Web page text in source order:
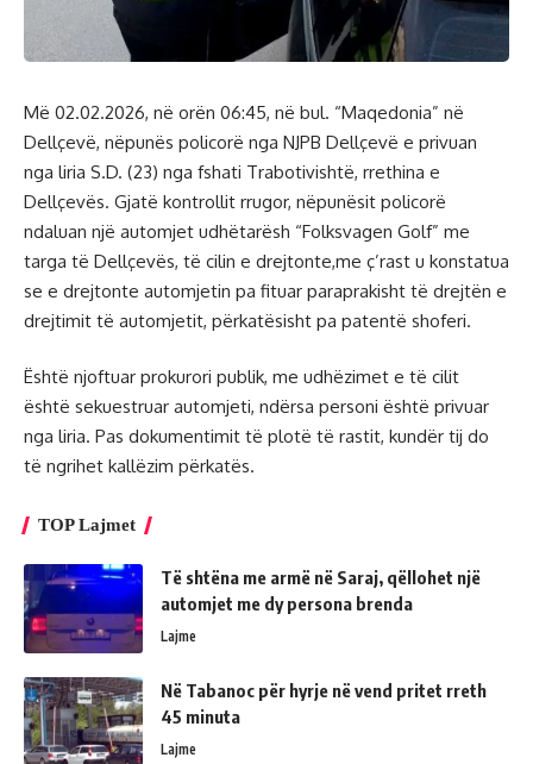
Më 02.02.2026, në orën 06:45, në bul. “Maqedonia” në
Dellçevë, nëpunës policorë nga NJPB Dellçevë e privuan
nga liria S.D. (23) nga fshati Trabotivishtë, rrethina e
Dellçevës. Gjatë kontrollit rrugor, nëpunësit policorë
ndaluan një automjet udhëtarësh “Folksvagen Golf” me
targa të Dellçevës, të cilin e drejtonte,me ç’rast u konstatua
se e drejtonte automjetin pa fituar paraprakisht të drejtën e
drejtimit të automjetit, përkatësisht pa patentë shoferi.
Është njoftuar prokurori publik, me udhëzimet e të cilit
është sekuestruar automjeti, ndërsa personi është privuar
nga liria. Pas dokumentimit të plotë të rastit, kundër tij do
të ngrihet kallëzim përkatës.
TOP Lajmet
Të shtëna me armë në Saraj, qëllohet një
automjet me dy persona brenda
Lajme
Në Tabanoc për hyrje në vend pritet rreth
45 minuta
Lajme